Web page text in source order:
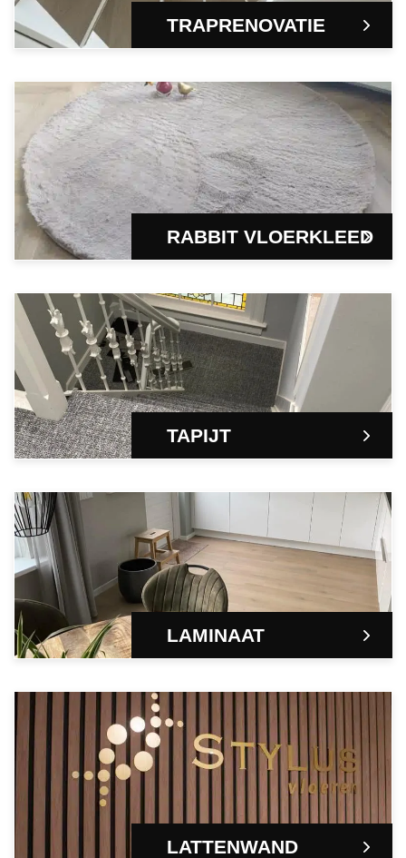
TRAPRENOVATIE
RABBIT VLOERKLEED
TAPIJT
LAMINAAT
LATTENWAND